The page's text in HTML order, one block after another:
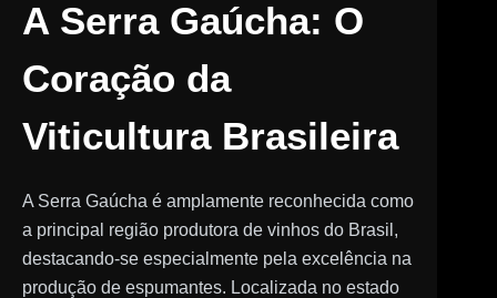
A Serra Gaúcha: O
Coração da
Viticultura Brasileira
A Serra Gaúcha é amplamente reconhecida como
a principal região produtora de vinhos do Brasil,
destacando-se especialmente pela excelência na
produção de espumantes. Localizada no estado